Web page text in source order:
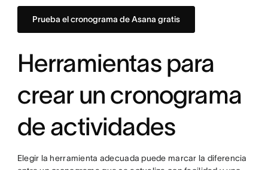
Prueba el cronograma de Asana gratis
Herramientas para
crear un cronograma
de actividades
Elegir la herramienta adecuada puede marcar la diferencia